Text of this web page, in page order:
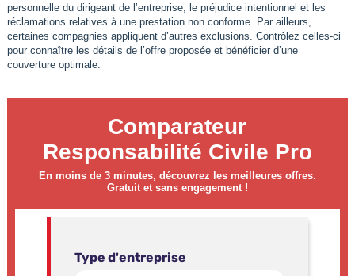
personnelle du dirigeant de l’entreprise, le préjudice intentionnel et les
réclamations relatives à une prestation non conforme. Par ailleurs,
certaines compagnies appliquent d’autres exclusions. Contrôlez celles-ci
pour connaître les détails de l’offre proposée et bénéficier d’une
couverture optimale.
Comparateur
Responsabilité Civile Pro
En moins de 3 minutes, découvrez les meilleures offres.
Gratuit et sans engagement !